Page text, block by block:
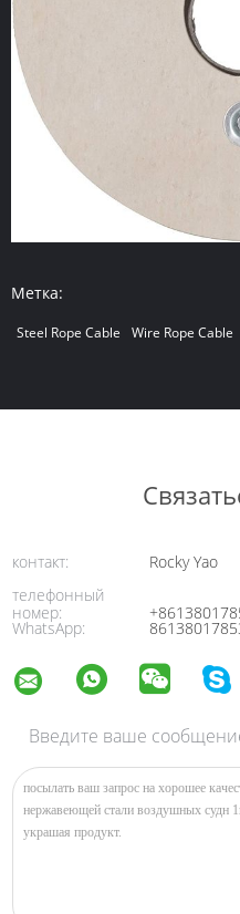
Метка:
Steel Rope Cable Wire Rope Cable
контакт:
Rocky Yao
телефонный
номер:
WhatsApp:
Введите ваше